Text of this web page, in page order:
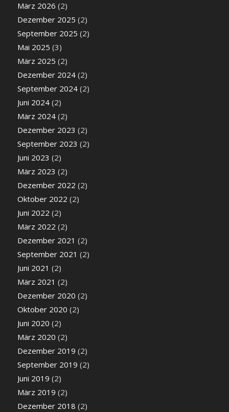
März 2026 (2)
Dezember 2025 (2)
September 2025 (2)
Mai 2025 (3)
März 2025 (2)
Dezember 2024(2)
September 2024(2)
Juni 2024(2)
März 2024(2)
Dezember 2023 (2)
September 2023 (2)
Juni 2023 (2)
März 2023 (2)
Dezember 2022 (2)
Oktober 2022 (2)
Juni 2022 (2)
März 2022 (2)
Dezember 2021 (2)
September 2021 (2)
Juni 2021 (2)
März 2021 (2)
Dezember 2020 (2)
Oktober 2020 (2)
Juni 2020 (2)
März 2020 (2)
Dezember 2019 (2)
September 2019 (2)
Juni 2019 (2)
März 2019 (2)
Dezember 2018 (2)